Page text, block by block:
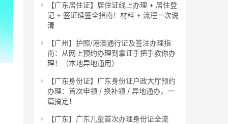
【广东居住证】居住证线上办理 + 居住登
记 + 签证续签全指南！材料 + 流程一次说
清
【广州】护照/港澳通行证及签注办理指
南：从网上预约办理到拿证手把手教你办
理！（本地异地通用）
【广东身份证】广东身份证户政大厅预约
办理：首次申领 / 换补领 / 异地通办，一
篇搞定！
【广东】广东儿童首次办理身份证全流